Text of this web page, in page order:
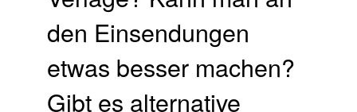
den Einsendungen
etwas besser machen?
Gibt es alternative